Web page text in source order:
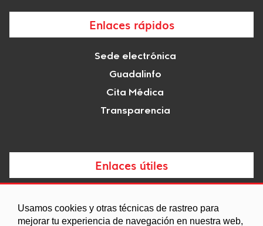
Usamos cookies y otras técnicas de rastreo para
mejorar tu experiencia de navegación en nuestra web,
Enlaces rápidos
Sede electrónica
Guadalinfo
Cita Médica
Transparencia
Enlaces útiles
Agenda